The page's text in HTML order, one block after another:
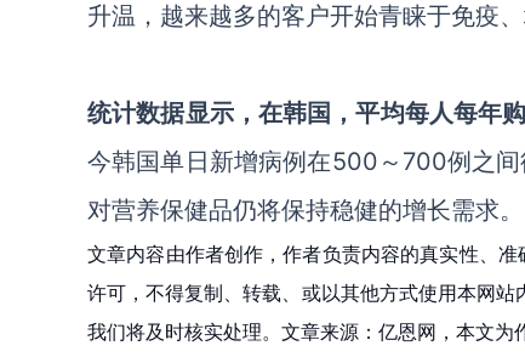
升温，越来越多的客户开始青睐于免疫
统计数据显示，在韩国，平均每人每年
今韩国单日新增病例在500～700例之间
对营养保健品仍将保持稳健的增长需求。
文章内容由作者创作，作者负责内容的真实性、
许可，不得复制、转载、或以其他方式使用本网
我们将及时核实处理。文章来源：亿恩网，本文为